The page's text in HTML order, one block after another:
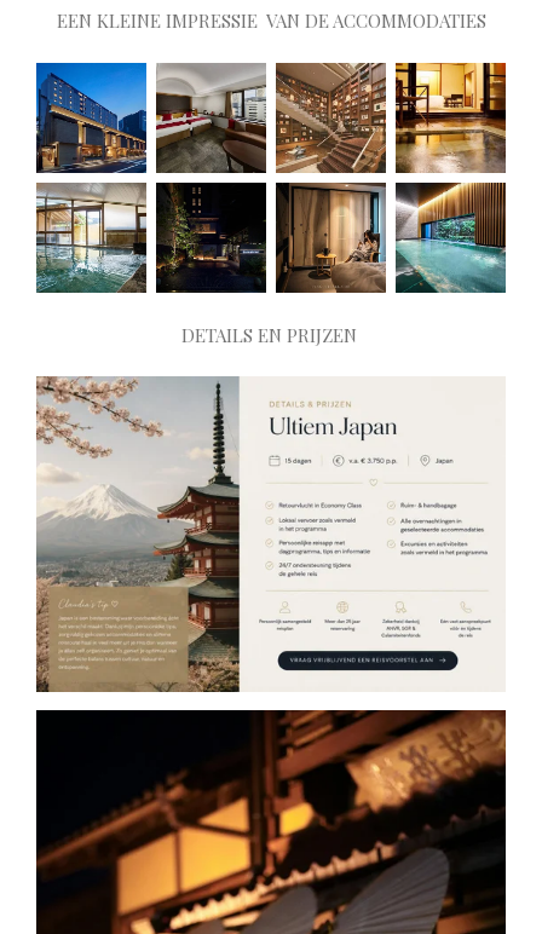
EEN KLEINE IMPRESSIE VAN DE ACCOMMODATIES
DETAILS EN PRIJZEN